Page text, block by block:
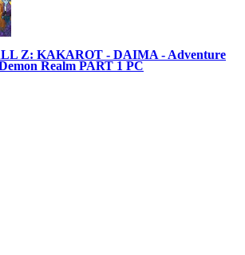
Z: KAKAROT - DAIMA - Adventure
Realm PART 1 PC